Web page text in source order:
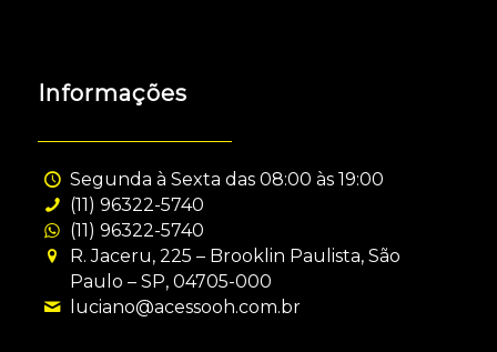
Informações
Segunda à Sexta das 08:00 às 19:00
(11) 96322-5740
(11) 96322-5740
R. Jaceru, 225 – Brooklin Paulista, São
Paulo – SP, 04705-000
luciano@acessooh.com.br